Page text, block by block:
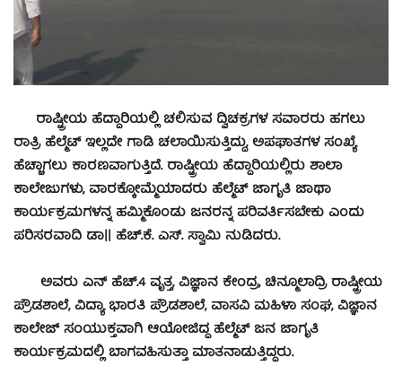
ರಾಷ್ಟ್ರೀಯ ಹೆದ್ದಾರಿಯಲ್ಲಿ ಚಲಿಸುವ ದ್ವಿಚಕ್ರಗಳ ಸವಾರರು ಹಗಲು
ರಾತ್ರಿ ಹೆಲ್ಮೆಟ್ ಇಲ್ಲದೇ ಗಾಡಿ ಚಲಾಯಿಸುತ್ತಿದ್ದು, ಅಪಘಾತಗಳ ಸಂಖ್ಯೆ
ಹೆಚ್ಚಾಗಲು ಕಾರಣವಾಗುತ್ತಿದೆ. ರಾಷ್ಟ್ರೀಯ ಹೆದ್ದಾರಿಯಲ್ಲಿರು ಶಾಲಾ
ಕಾಲೇಜುಗಳು, ವಾರಕ್ಕೋಮ್ಮೆಯಾದರು ಹೆಲ್ಮೆಟ್ ಜಾಗೃತಿ ಜಾಥಾ
ಕಾರ್ಯಕ್ರಮಗಳನ್ನ ಹಮ್ಮಿಕೊಂಡು ಜನರನ್ನ ಪರಿವರ್ತಿಸಬೇಕು ಎಂದು
ಪರಿಸರವಾದಿ ಡಾ|| ಹೆಚ್.ಕೆ. ಎಸ್. ಸ್ವಾಮಿ ನುಡಿದರು.
ಅವರು ಎನ್ ಹೆಚ್.4 ವೃತ್ತ, ವಿಜ್ಞಾನ ಕೇಂದ್ರ, ಚಿನ್ಮೂಲಾದ್ರಿ ರಾಷ್ಟ್ರೀಯ
ಪ್ರೌಡಶಾಲೆ, ವಿದ್ಯಾ ಭಾರತಿ ಪ್ರೌಡಶಾಲೆ, ವಾಸವಿ ಮಹಿಳಾ ಸಂಘ, ವಿಜ್ಞಾನ
ಕಾಲೇಜ್ ಸಂಯುಕ್ತವಾಗಿ ಆಯೋಜಿದ್ದ ಹೆಲ್ಮೆಟ್ ಜನ ಜಾಗೃತಿ
ಕಾರ್ಯಕ್ರಮದಲ್ಲಿ ಬಾಗವಹಿಸುತ್ತಾ ಮಾತನಾಡುತ್ತಿದ್ದರು.